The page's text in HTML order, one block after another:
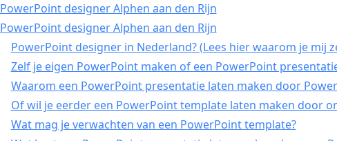
PowerPoint designer Alphen aan den Rijn
PowerPoint designer Alphen aan den Rijn
PowerPoint designer in Nederland? (Lees hier waarom je mij
Zelf je eigen PowerPoint maken of een PowerPoint
Waarom een PowerPoint presentatie laten maken door
Of wil je eerder een PowerPoint template laten maken door
Wat mag je verwachten van een PowerPoint template?